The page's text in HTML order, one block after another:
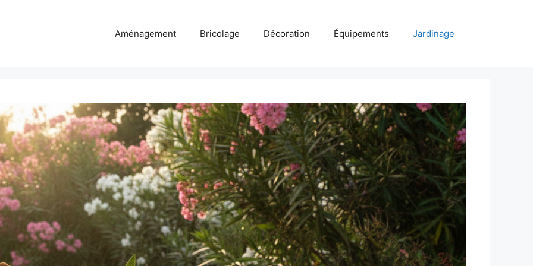
Aménagement Bricolage Décoration Équipements Jardinage